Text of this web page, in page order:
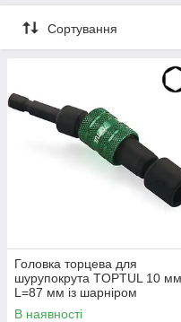
Сортування
Головка торцева для
шурупокрута TOPTUL 10 мм
L=87 мм із шарніром
магнітна BEBA0810
В наявності